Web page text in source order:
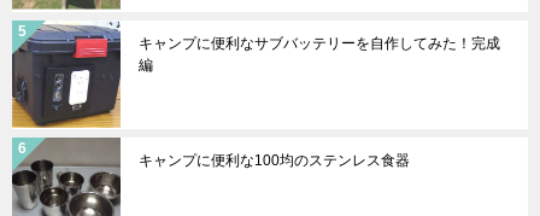
キャンプに便利なサブバッテリーを自作してみた！完成
編
キャンプに便利な100均のステンレス食器